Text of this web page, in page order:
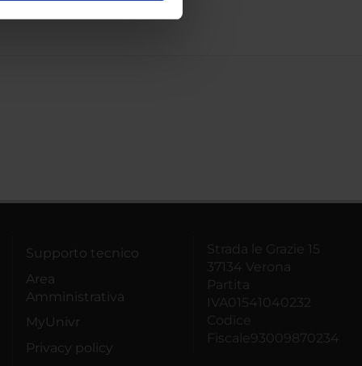
Supporto tecnico
Area
Amministrativa
MyUnivr
Privacy policy
Strada le Grazie 15
37134 Verona
Partita
IVA01541040232
Codice
Fiscale93009870234